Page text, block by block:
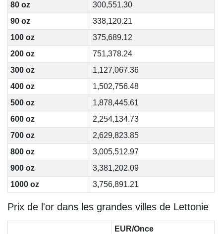
80 oz
300,551.30
90 oz
338,120.21
100 oz
375,689.12
200 oz
751,378.24
300 oz
1,127,067.36
400 oz
1,502,756.48
500 oz
1,878,445.61
600 oz
2,254,134.73
700 oz
2,629,823.85
800 oz
3,005,512.97
900 oz
3,381,202.09
1000 oz
3,756,891.21
Prix de l'or dans les grandes villes de Lettonie
EUR/Once